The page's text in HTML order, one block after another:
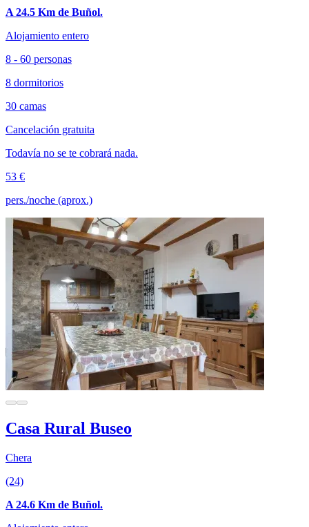
A 24.5 Km de Buñol.
Alojamiento entero
8 - 60 personas
8 dormitorios
30 camas
Cancelación gratuita
Todavía no se te cobrará nada.
53 €
pers./noche (aprox.)
Casa Rural Buseo
Chera
(24)
A 24.6 Km de Buñol.